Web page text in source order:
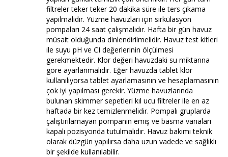
filtreler teker teker 20 dakika süre ile ters çıkama
yapılmalıdır. Yüzme havuzları için sirkülasyon
pompaları 24 saat çalışmalıdır. Hafta bir gün havuz
müsait olduğunda dinlendirilmelidir. Havuz test kitleri
ile suyu pH ve CI değerlerinin ölçülmesi
gerekmektedir. Klor değeri havuzdaki su miktarına
göre ayarlanmalıdır. Eğer havuzda tablet klor
kullanılıyorsa tablet ayarlamasının ve hesaplamasının
çok iyi yapılması gerekir. Yüzme havuzlarında
bulunan skimmer sepetleri kıl ucu filtreler ile en az
haftada bir kez temizlenmelidir. Pompalı gruplarda
çalıştırılamayan pompanın emiş ve basma vanaları
kapalı pozisyonda tutulmalıdır. Havuz bakımı teknik
olarak düzgün yapılırsa daha uzun vadede ve sağlıklı
bir şekilde kullanılabilir.